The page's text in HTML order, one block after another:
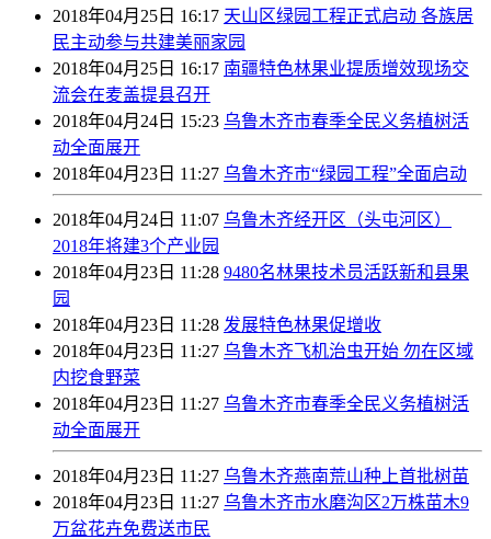
2018年04月25日 16:17 天山区绿园工程正式启动 各族居
民主动参与共建美丽家园
2018年04月25日 16:17 南疆特色林果业提质增效现场交
流会在麦盖提县召开
2018年04月24日 15:23 乌鲁木齐市春季全民义务植树活
动全面展开
2018年04月23日 11:27 乌鲁木齐市“绿园工程”全面启动
2018年04月24日 11:07 乌鲁木齐经开区（头屯河区）
2018年将建3个产业园
2018年04月23日 11:28 9480名林果技术员活跃新和县果
园
2018年04月23日 11:28 发展特色林果促增收
2018年04月23日 11:27 乌鲁木齐飞机治虫开始 勿在区域
内挖食野菜
2018年04月23日 11:27 乌鲁木齐市春季全民义务植树活
动全面展开
2018年04月23日 11:27 乌鲁木齐燕南荒山种上首批树苗
2018年04月23日 11:27 乌鲁木齐市水磨沟区2万株苗木9
万盆花卉免费送市民